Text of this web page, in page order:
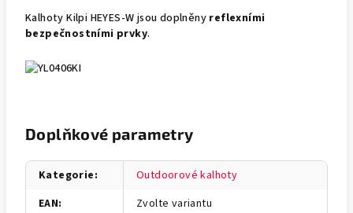
Kalhoty Kilpi HEYES-W jsou doplněny reflexními
bezpečnostními prvky.
Doplňkové parametry
Kategorie:
Outdoorové kalhoty
EAN:
Zvolte variantu